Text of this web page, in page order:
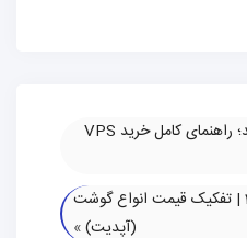
آشنایی با سرور مجازی هلند؛ راهنمای کامل خرید VPS
قیمت گوشت در ترکیه 2025 | تفکیک قیمت انواع گوشت
(آپدیت)»